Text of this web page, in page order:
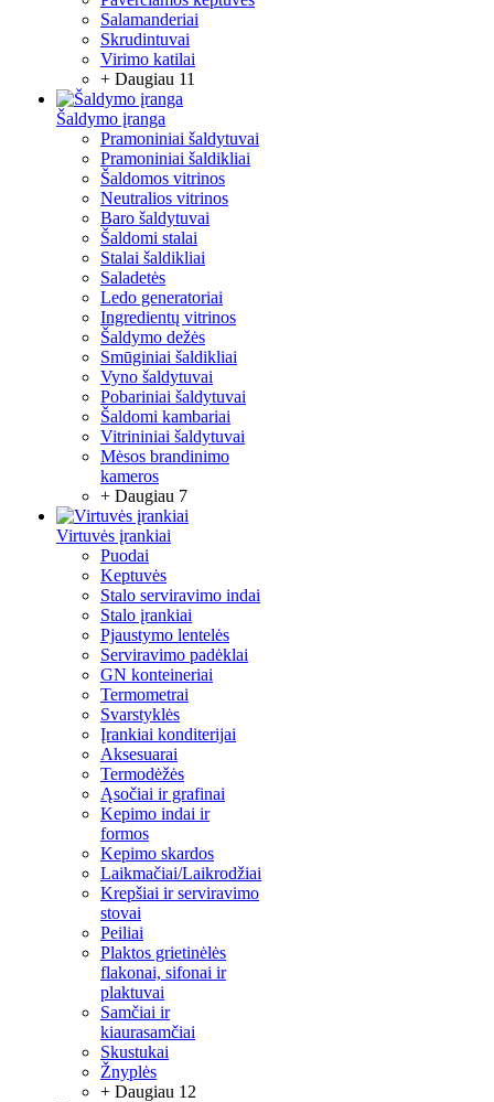
Salamanderiai
Skrudintuvai
Virimo katilai
+ Daugiau 11
Šaldymo įranga
Pramoniniai šaldytuvai
Pramoniniai šaldikliai
Šaldomos vitrinos
Neutralios vitrinos
Baro šaldytuvai
Šaldomi stalai
Stalai šaldikliai
Saladetės
Ledo generatoriai
Ingredientų vitrinos
Šaldymo dežės
Smūginiai šaldikliai
Vyno šaldytuvai
Pobariniai šaldytuvai
Šaldomi kambariai
Vitrininiai šaldytuvai
Mėsos brandinimo
kameros
+ Daugiau 7
Virtuvės įrankiai
Puodai
Keptuvės
Stalo serviravimo indai
Stalo įrankiai
Pjaustymo lentelės
Serviravimo padėklai
GN konteineriai
Termometrai
Svarstyklės
Įrankiai konditerijai
Aksesuarai
Termodėžės
Ąsočiai ir grafinai
Kepimo indai ir
formos
Kepimo skardos
Laikmačiai/Laikrodžiai
Krepšiai ir serviravimo
stovai
Peiliai
Plaktos grietinėlės
flakonai, sifonai ir
plaktuvai
Samčiai ir
kiaurasamčiai
Skustukai
Žnyplės
+ Daugiau 12